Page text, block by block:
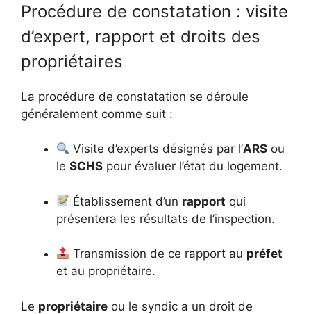
Procédure de constatation : visite
d’expert, rapport et droits des
propriétaires
La procédure de constatation se déroule
généralement comme suit :
Visite d’experts désignés par l’ARS ou
le SCHS pour évaluer l’état du logement.
Établissement d’un rapport qui
présentera les résultats de l’inspection.
Transmission de ce rapport au préfet
et au propriétaire.
Le propriétaire ou le syndic a un droit de